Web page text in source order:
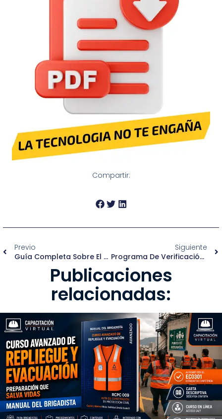
Compartir:
Previo
Guía Completa Sobre El Formato DC-5: Registro De Agentes Capacitadores Externos
Siguiente
Programa De Verificación Laboral Voluntaria “VELAVO”: ¿Qué Es Y Cómo Funciona?
Publicaciones
relacionadas: